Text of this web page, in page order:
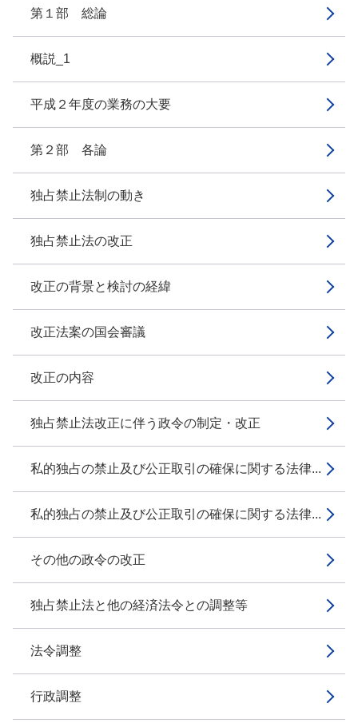
第１部 総論
概説_1
平成２年度の業務の大要
第２部 各論
独占禁止法制の動き
独占禁止法の改正
改正の背景と検討の経緯
改正法案の国会審議
改正の内容
独占禁止法改正に伴う政令の制定・改正
私的独占の禁止及び公正取引の確保に関する法律...
私的独占の禁止及び公正取引の確保に関する法律...
その他の政令の改正
独占禁止法と他の経済法令との調整等
法令調整
行政調整